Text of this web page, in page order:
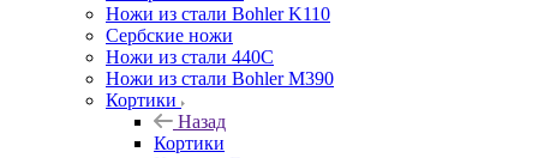
Ножи из стали Bohler K110
Сербские ножи
Ножи из стали 440С
Ножи из стали Bohler M390
Кортики
Назад
Кортики